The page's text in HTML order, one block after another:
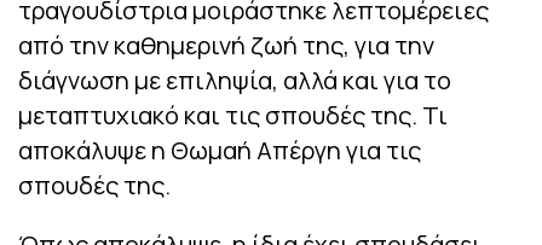
τραγουδίστρια μοιράστηκε λεπτομέρειες
από την καθημερινή ζωή της, για την
διάγνωση με επιληψία, αλλά και για το
μεταπτυχιακό και τις σπουδές της. Τι
αποκάλυψε η Θωμαή Απέργη για τις
σπουδές της.